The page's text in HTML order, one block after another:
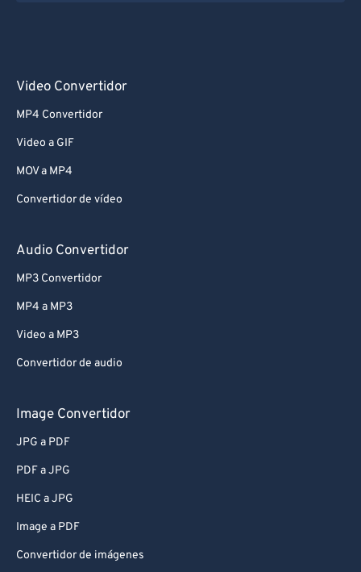
Video Convertidor
MP4 Convertidor
Video a GIF
MOV a MP4
Convertidor de vídeo
Audio Convertidor
MP3 Convertidor
MP4 a MP3
Video a MP3
Convertidor de audio
Image Convertidor
JPG a PDF
PDF a JPG
HEIC a JPG
Image a PDF
Convertidor de imágenes